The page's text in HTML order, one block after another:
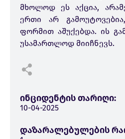
მხოლოდ ეს აქცია,
ერთი არ
ფორმით აშუქებდა. ის
უსამართლოდ მიიჩნევს.
ინციდენტის თარიღი:
10-04-2025
დაზარალებულების